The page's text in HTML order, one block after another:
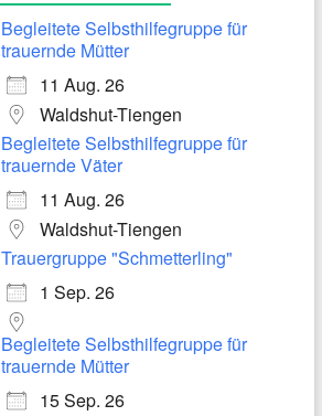
Begleitete Selbsthilfegruppe für
trauernde Mütter
11 Aug. 26
Waldshut-Tiengen
Begleitete Selbsthilfegruppe für
trauernde Väter
11 Aug. 26
Waldshut-Tiengen
Trauergruppe "Schmetterling"
1 Sep. 26
Begleitete Selbsthilfegruppe für
trauernde Mütter
15 Sep. 26